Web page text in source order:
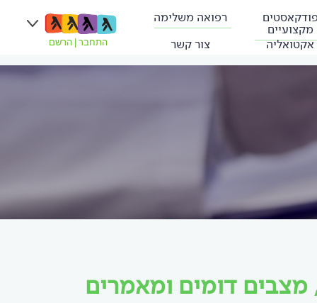
מקצועיים
רפואה משלימה
אקטואליה
צור קשר התחבר הרשם
דומים ומאמרים